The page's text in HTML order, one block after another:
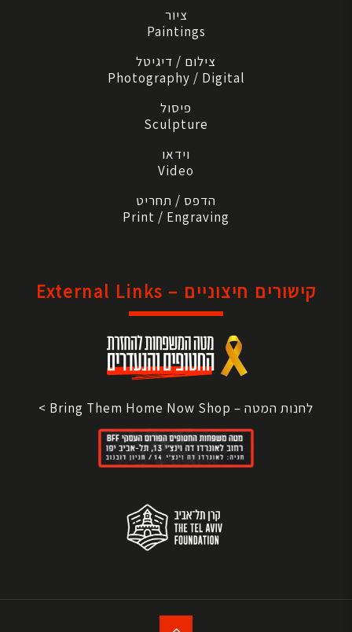
ציור
Paintings
צילום / דיגיטל
Photography / Digital
פיסול
Sculpture
וידאו
Video
הדפס / תחריט
Print / Engraving
קישורים חיצוניים – External Links
לחנות המטה – Bring Them Home Now Shop >